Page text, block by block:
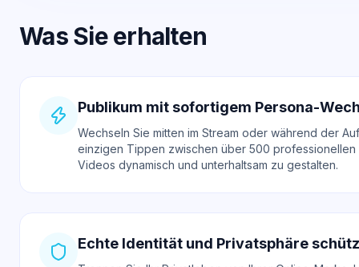
Was Sie erhalten
Publikum mit sofortigem Persona-
Wechseln Sie mitten im Stream oder während der
einzigen Tippen zwischen über 500 professionellen
Videos dynamisch und unterhaltsam zu gestalten.
Echte Identität und Privatsphäre